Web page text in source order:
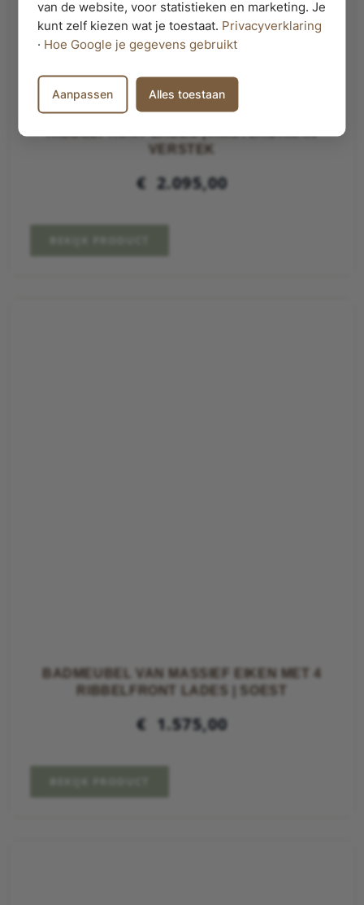
NOTEN BADKAMERMEUBEL MET 4
VERSTEK
€ 2.095,00
BADMEUBEL VAN MASSIEF EIKEN MET 4
RIBBELFRONT LADES | SOEST
€ 1.575,00
van de website, voor statistieken en marketing. Je
kunt zelf kiezen wat je toestaat. Privacyverklaring
· Hoe Google je gegevens gebruikt
Aanpassen Alles toestaan